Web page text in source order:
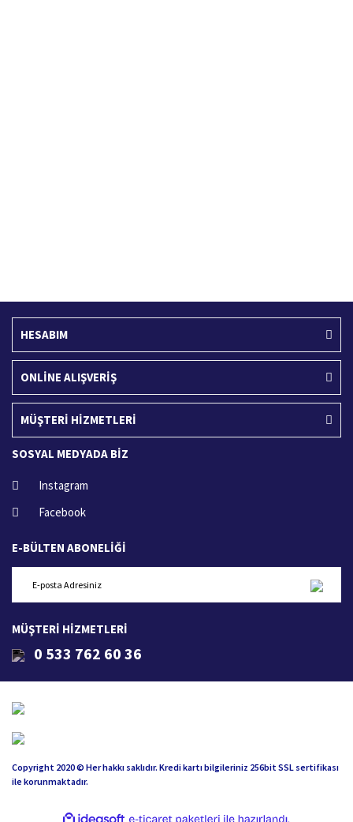
HESABIM
ONLİNE ALIŞVERİŞ
MÜŞTERİ HİZMETLERİ
SOSYAL MEDYADA BİZ
Instagram
Facebook
E-BÜLTEN ABONELİĞİ
MÜŞTERİ HİZMETLERİ
0 533 762 60 36
Copyright 2020 © Her hakkı saklıdır. Kredi kartı bilgileriniz 256bit SSL sertifikası
ile korunmaktadır.
ideasoft e-